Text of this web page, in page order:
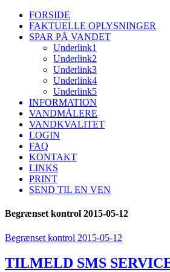
FORSIDE
FAKTUELLE OPLYSNINGER
SPAR PÅ VANDET
Underlink1
Underlink2
Underlink3
Underlink4
Underlink5
INFORMATION
VANDMÅLERE
VANDKVALITET
LOGIN
FAQ
KONTAKT
LINKS
PRINT
SEND TIL EN VEN
Begrænset kontrol 2015-05-12
Begrænset kontrol 2015-05-12
TILMELD SMS